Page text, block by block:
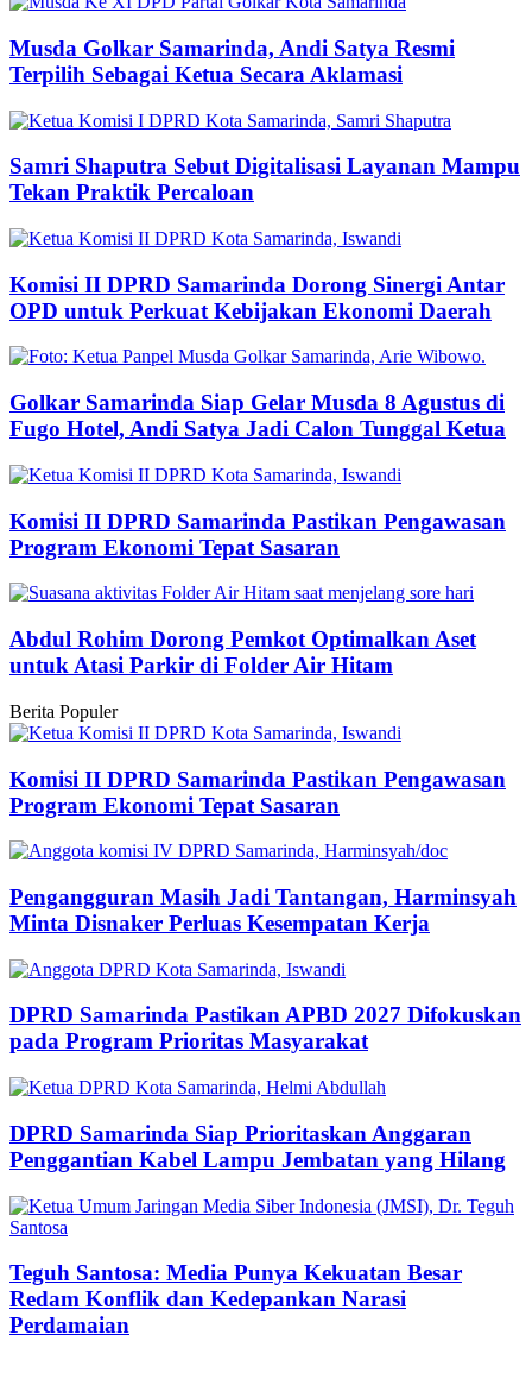
Musda Golkar Samarinda, Andi Satya Resmi
Terpilih Sebagai Ketua Secara Aklamasi
Samri Shaputra Sebut Digitalisasi Layanan Mampu
Tekan Praktik Percaloan
Komisi II DPRD Samarinda Dorong Sinergi Antar
OPD untuk Perkuat Kebijakan Ekonomi Daerah
Golkar Samarinda Siap Gelar Musda 8 Agustus di
Fugo Hotel, Andi Satya Jadi Calon Tunggal Ketua
Komisi II DPRD Samarinda Pastikan Pengawasan
Program Ekonomi Tepat Sasaran
Abdul Rohim Dorong Pemkot Optimalkan Aset
untuk Atasi Parkir di Folder Air Hitam
Berita Populer
Komisi II DPRD Samarinda Pastikan Pengawasan
Program Ekonomi Tepat Sasaran
Pengangguran Masih Jadi Tantangan, Harminsyah
Minta Disnaker Perluas Kesempatan Kerja
DPRD Samarinda Pastikan APBD 2027 Difokuskan
pada Program Prioritas Masyarakat
DPRD Samarinda Siap Prioritaskan Anggaran
Penggantian Kabel Lampu Jembatan yang Hilang
Teguh Santosa: Media Punya Kekuatan Besar
Redam Konflik dan Kedepankan Narasi
Perdamaian